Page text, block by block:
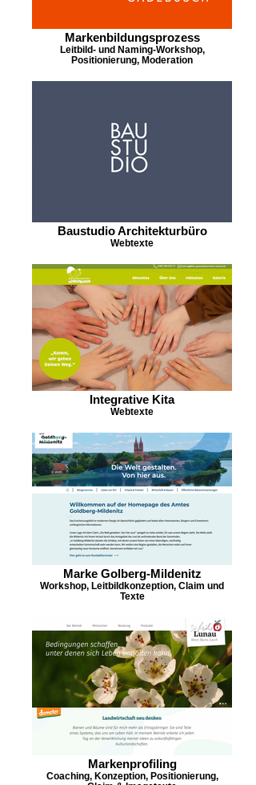
Markenbildungsprozess
Leitbild- und Naming-Workshop,
Positionierung, Moderation
Baustudio Architekturbüro
Webtexte
Integrative Kita
Webtexte
Marke Golberg-Mildenitz
Workshop, Leitbildkonzeption, Claim und
Texte
Markenprofiling
Coaching, Konzeption, Positionierung,